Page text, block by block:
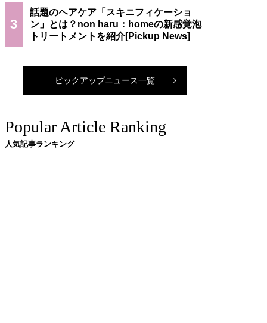
3
話題のヘアケア「スキニフィケーショ
ン」とは？non haru：homeの新感覚泡
トリートメントを紹介
ピックアップニュース一覧
Popular Article Ranking
人気記事ランキング